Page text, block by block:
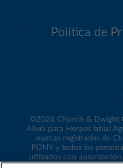
Política de
©2026 Church & Dwight
Alivio para Herpes labial
marcas registradas de
PONY y todos los
utilizados con